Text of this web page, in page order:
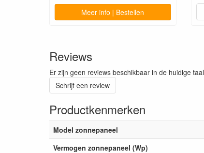
Meer info | Bestellen
Reviews
Er zijn geen reviews beschikbaar in de huidige taal
Schrijf een review
Productkenmerken
Model zonnepaneel
Vermogen zonnepaneel (Wp)